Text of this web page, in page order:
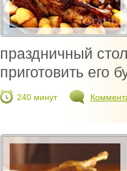
праздничный
приготовить его
240 минут